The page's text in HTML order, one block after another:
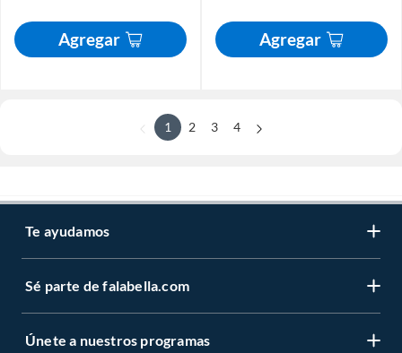
Agregar Agregar
1 2 3 4
Te ayudamos
Sé parte de falabella.com
Únete a nuestros programas